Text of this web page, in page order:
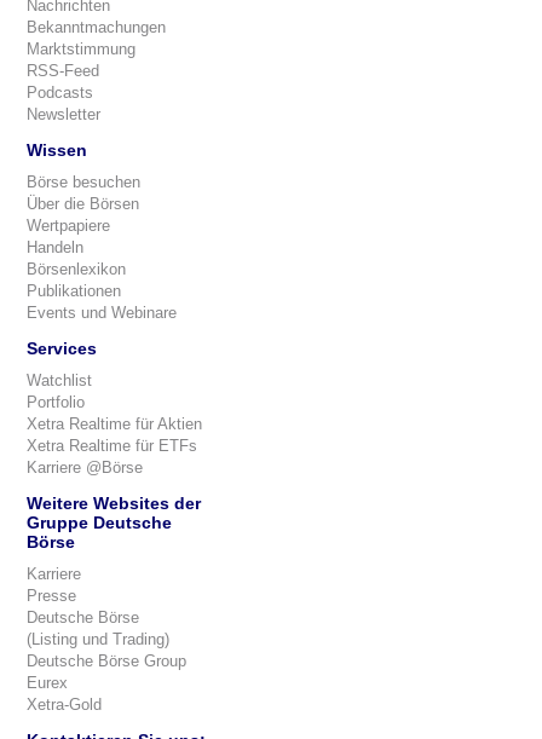
Nachrichten
Bekanntmachungen
Marktstimmung
RSS-Feed
Podcasts
Newsletter
Wissen
Börse besuchen
Über die Börsen
Wertpapiere
Handeln
Börsenlexikon
Publikationen
Events und Webinare
Services
Watchlist
Portfolio
Xetra Realtime für Aktien
Xetra Realtime für ETFs
Karriere @Börse
Weitere Websites der
Gruppe Deutsche
Börse
Karriere
Presse
Deutsche Börse
(Listing und Trading)
Deutsche Börse Group
Eurex
Xetra-Gold